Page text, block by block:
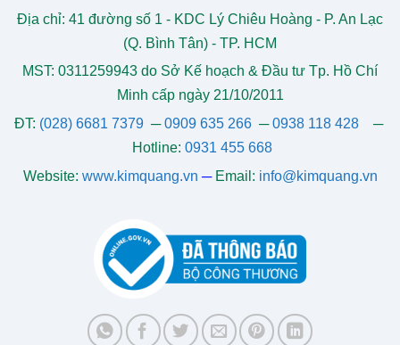
Địa chỉ: 41 đường số 1 - KDC Lý Chiêu Hoàng - P. An Lạc
(Q. Bình Tân) - TP. HCM
MST: 0311259943 do Sở Kế hoạch & Đầu tư Tp. Hồ Chí
Minh cấp ngày 21/10/2011
ĐT: (028) 6681 7379 ─0909 635 266─0938 118 428─
Hotline: 0931 455 668
Website: www.kimquang.vn ─ Email: info@kimquang.vn